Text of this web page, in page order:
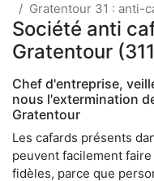
Gratentour 31 : anti-
Société anti
Gratentour
Chef d'entreprise,
nous l'extermination
Gratentour
Les cafards présents
peuvent facilement
fidèles, parce que